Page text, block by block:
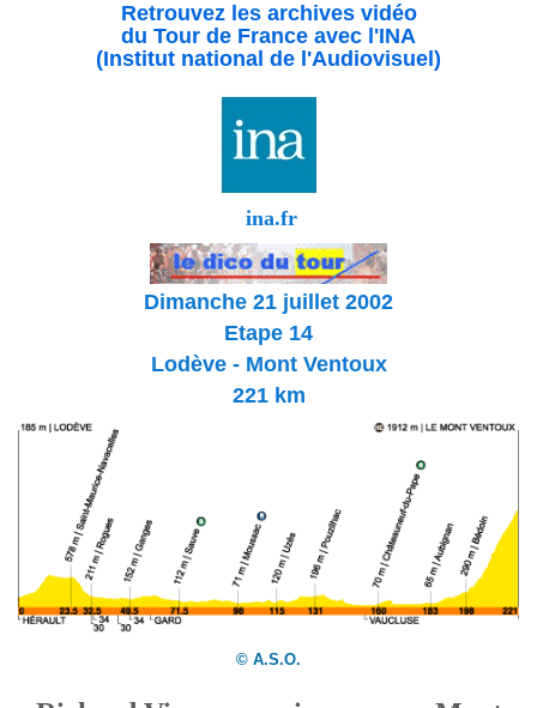
Retrouvez les archives vidéo
du Tour de France avec l'INA
(Institut national de l'Audiovisuel)
ina.fr
Dimanche 21 juillet 2002
Etape 14
Lodève - Mont Ventoux
221 km
© A.S.O.